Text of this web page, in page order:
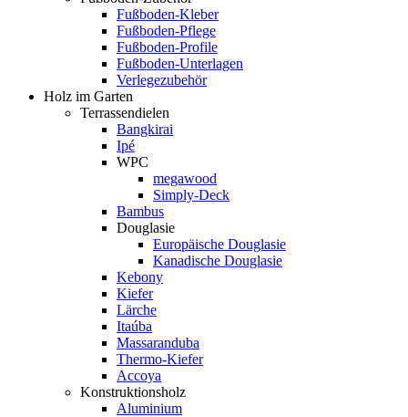
Fußboden-Kleber
Fußboden-Pflege
Fußboden-Profile
Fußboden-Unterlagen
Verlegezubehör
Holz im Garten
Terrassendielen
Bangkirai
Ipé
WPC
megawood
Simply-Deck
Bambus
Douglasie
Europäische Douglasie
Kanadische Douglasie
Kebony
Kiefer
Lärche
Itaúba
Massaranduba
Thermo-Kiefer
Accoya
Konstruktionsholz
Aluminium